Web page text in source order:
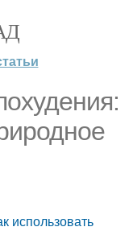
использовать